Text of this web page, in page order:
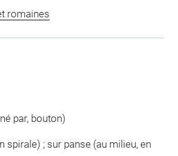
romaines
par, bouton)
spirale) ; sur panse (au milieu, en